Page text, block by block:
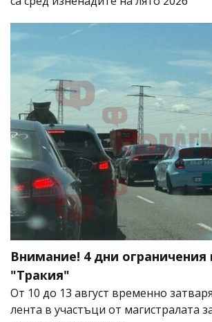
Внимание! 4 дни
"Тракия"
От 10 до 13 август временно
лента в участъци от магистралата